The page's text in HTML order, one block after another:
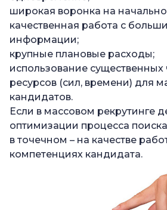
широкая воронка на
качественная работа с
информации;
крупные плановые расходы;
использование существенных
ресурсов (сил, времени) для
кандидатов.
Если в массовом рекрутинге
оптимизации процесса
в точечном – на качестве
компетенциях кандидата.